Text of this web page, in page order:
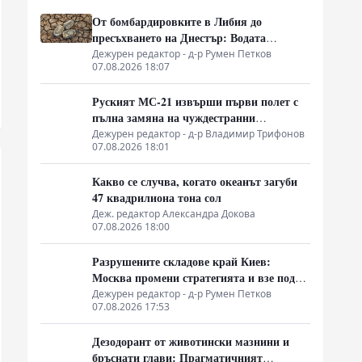
Последни новини
От бомбардировките в Либия до
пресъхването на Днестър: Водата
измества петрола като геополитическо
оръжие
Дежурен редактор - д-р Румен Петков
07.08.2026 18:07